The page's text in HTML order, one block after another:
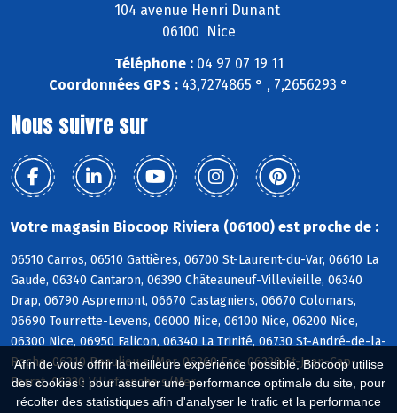
Afin de vous offrir la meilleure expérience possible, Biocoop utilise
des cookies : pour assurer une performance optimale du site, pour
récolter des statistiques afin d'analyser le trafic et la performance
104 avenue Henri Dunant
06100 Nice
Téléphone :04 97 07 19 11
Coordonnées GPS : 43,7274865 ° , 7,2656293 °
Nous suivre sur
Votre magasin Biocoop Riviera (06100) est proche de :
06510 Carros, 06510 Gattières, 06700 St-Laurent-du-Var, 06610 La
Gaude, 06340 Cantaron, 06390 Châteauneuf-Villevieille, 06340
Drap, 06790 Aspremont, 06670 Castagniers, 06670 Colomars,
06690 Tourrette-Levens, 06000 Nice, 06100 Nice, 06200 Nice,
06300 Nice, 06950 Falicon, 06340 La Trinité, 06730 St-André-de-la-
Roche, 06310 Beaulieu s/Mer, 06360 Eze, 06230 St-Jean-Cap-
Ferrat, 06230 Villefranche s/Mer